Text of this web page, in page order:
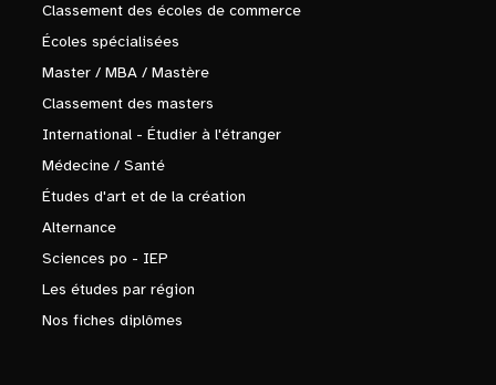
Classement des écoles de commerce
Écoles spécialisées
Master / MBA / Mastère
Classement des masters
International - Étudier à l'étranger
Médecine / Santé
Études d'art et de la création
Alternance
Sciences po - IEP
Les études par région
Nos fiches diplômes